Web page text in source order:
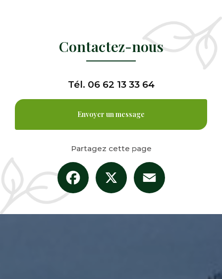
Contactez-nous
Tél. 06 62 13 33 64
Envoyer un message
Partagez cette page
Facebook